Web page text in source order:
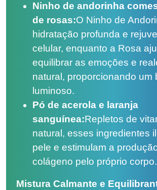
Ninho de andorinha
de rosas:O Ninho de
hidratação profunda e
celular, enquanto a Rosa
equilibrar as emoções e
natural, proporcionando um
luminoso.
Pó de acerola e laranja
sanguínea:Repletos de
natural, esses ingredientes
pele e estimulam a
colágeno pelo próprio corpo.
Mistura Calmante e